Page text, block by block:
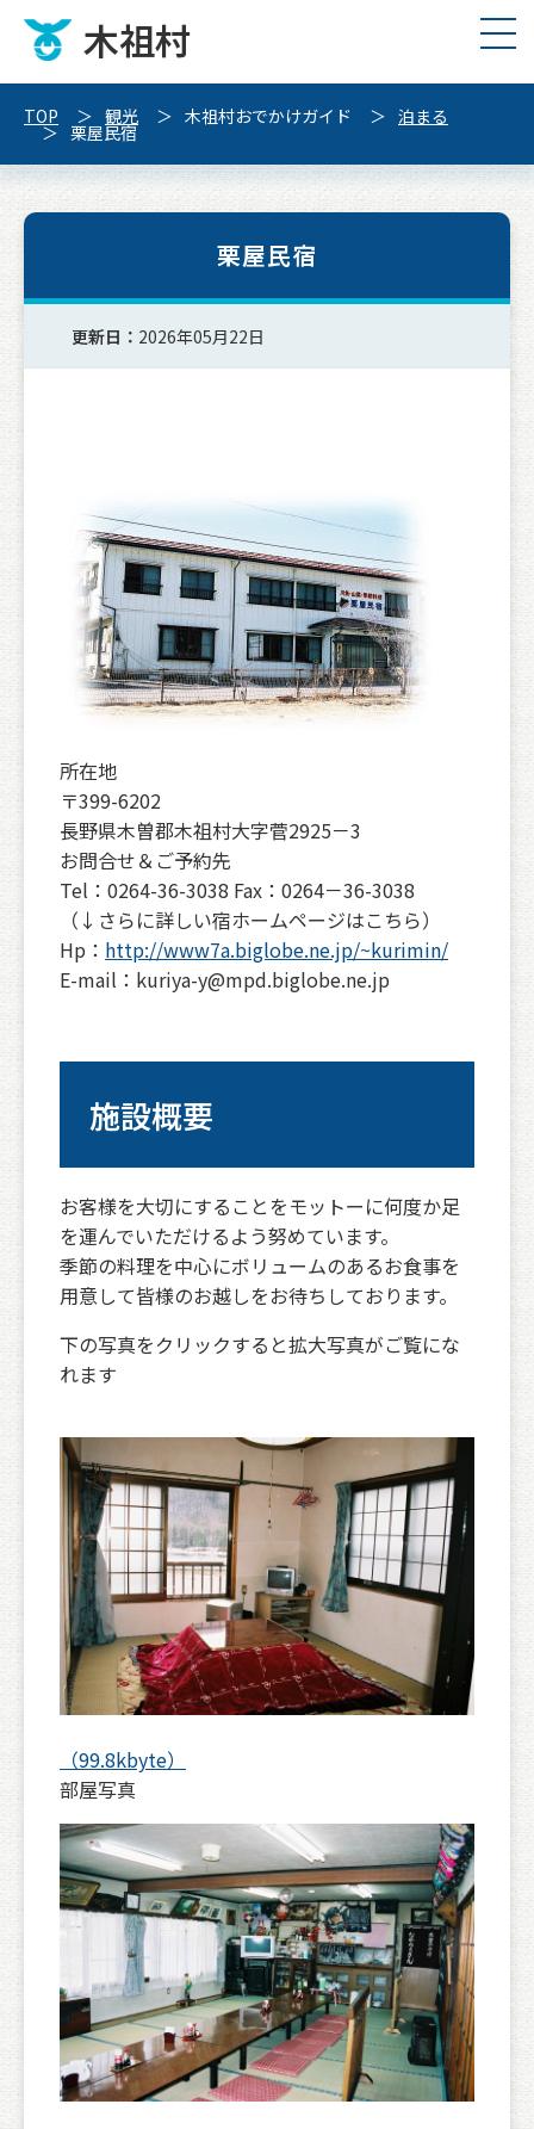
木祖村
TOP 観光 木祖村おでかけガイド 泊まる
栗屋民宿
栗屋民宿
更新日： 2026年05月22日
所在地
〒399-6202
長野県木曽郡木祖村大字菅2925－3
お問合せ＆ご予約先
Tel：0264-36-3038 Fax：0264－36-3038
（↓さらに詳しい宿ホームページはこちら）
Hp： http://www7a.biglobe.ne.jp/~kurimin/
E-mail：kuriya-y@mpd.biglobe.ne.jp
施設概要
お客様を大切にすることをモットーに何度か足
を運んでいただけるよう努めています。
季節の料理を中心にボリュームのあるお食事を
用意して皆様のお越しをお待ちしております。
下の写真をクリックすると拡大写真がご覧にな
れます
（99.8kbyte）
部屋写真